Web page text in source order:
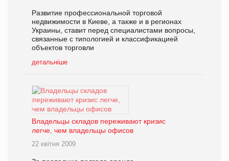
Развитие профессиональной торговой
недвижимости в Киеве, а также и в регионах
Украины, ставит перед специалистами вопросы,
связанные с типологией и классификацией
объектов торговли
детальніше
Владельцы складов переживают кризис
легче, чем владельцы офисов
22 квітня 2009